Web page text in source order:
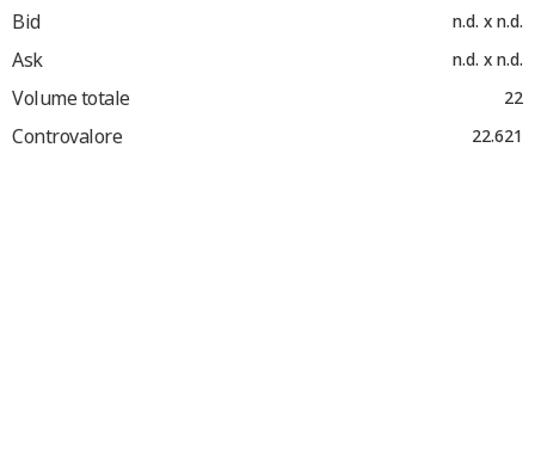
Bid n.d. x n.d.
Ask n.d. x n.d.
Volume totale 22
Controvalore 22.621